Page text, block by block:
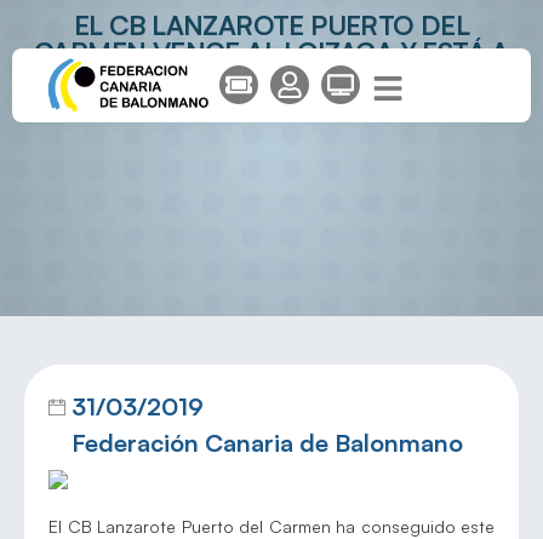
EL CB LANZAROTE PUERTO DEL
CARMEN VENCE AL LOIZAGA Y ESTÁ A
UN PASO DE LAS ELIMINATORIAS POR
EL ASCENSO
31/03/2019
Federación Canaria de Balonmano
El CB Lanzarote Puerto del Carmen ha conseguido este